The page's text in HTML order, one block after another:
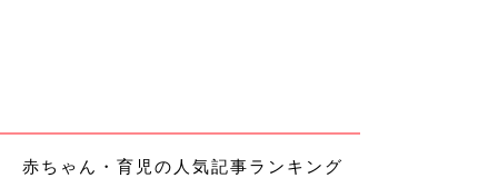
赤ちゃん・育児の人気記事ランキング